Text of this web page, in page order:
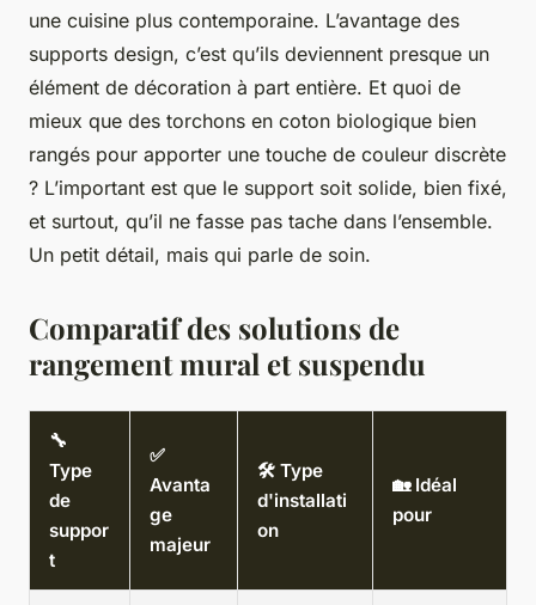
une cuisine plus contemporaine. L’avantage des
supports design, c’est qu’ils deviennent presque un
élément de décoration à part entière. Et quoi de
mieux que des torchons en coton biologique bien
rangés pour apporter une touche de couleur discrète
? L’important est que le support soit solide, bien fixé,
et surtout, qu’il ne fasse pas tache dans l’ensemble.
Un petit détail, mais qui parle de soin.
Comparatif des solutions de
rangement mural et suspendu
🔧
Type
de
suppor
t
✅
Avanta
ge
majeur
🛠️ Type
d'installati
on
🏡 Idéal
pour